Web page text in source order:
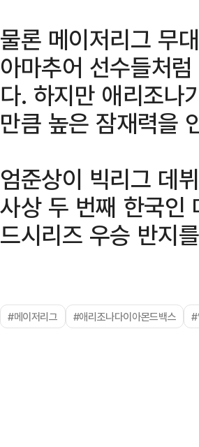
물론 메이저리그 무
아마추어 선수들처
다. 하지만 애리조나
만큼 높은 잠재력을
엄준상이 빅리그 데
사상 두 번째 한국인
드시리즈 우승 반지
#메이저리그 #애리조나다이아몬드백스 #